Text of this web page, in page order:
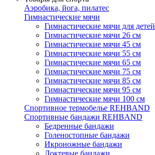
Аэробика, йога, пилатес
Гимнастические мячи
Гимнастические мячи для детей
Гимнастические мячи 26 см
Гимнастические мячи 45 см
Гимнастические мячи 55 см
Гимнастические мячи 65 см
Гимнастические мячи 75 см
Гимнастические мячи 85 см
Гимнастические мячи 95 см
Гимнастические мячи 100 см
Спортивное термобелье REHBAND
Спортивные бандажи REHBAND
Бедренные бандажи
Голеностопные бандажи
Икроножные бандажи
Локтевые бандажи